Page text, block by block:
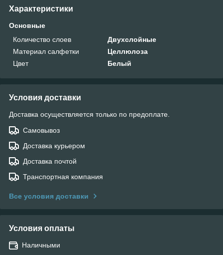
Характеристики
Основные
Количество слоев
Двухслойные
Материал салфетки
Целлюлоза
Цвет
Белый
Условия доставки
Доставка осуществляется только по предоплате.
Самовывоз
Доставка курьером
Доставка почтой
Транспортная компания
Все условия доставки
Условия оплаты
Наличными